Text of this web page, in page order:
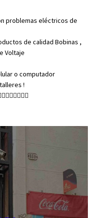
problemas eléctricos de
de calidad Bobinas ,
Voltaje
o computador
!